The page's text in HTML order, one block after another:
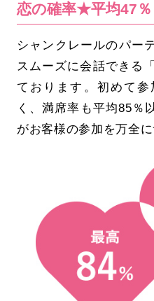
恋の確率★平均47
シャンクレールのパー
スムーズに会話できる
ております。初めて
く、満席率も平均85％
がお客様の参加を万全